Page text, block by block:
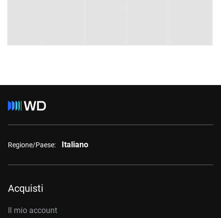
Regione/Paese: Italiano
Acquisti
Il mio account